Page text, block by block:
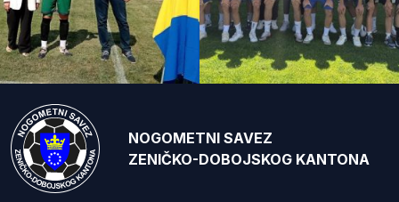
NOGOMETNI SAVEZ
ZENIČKO-DOBOJSKOG KANTONA